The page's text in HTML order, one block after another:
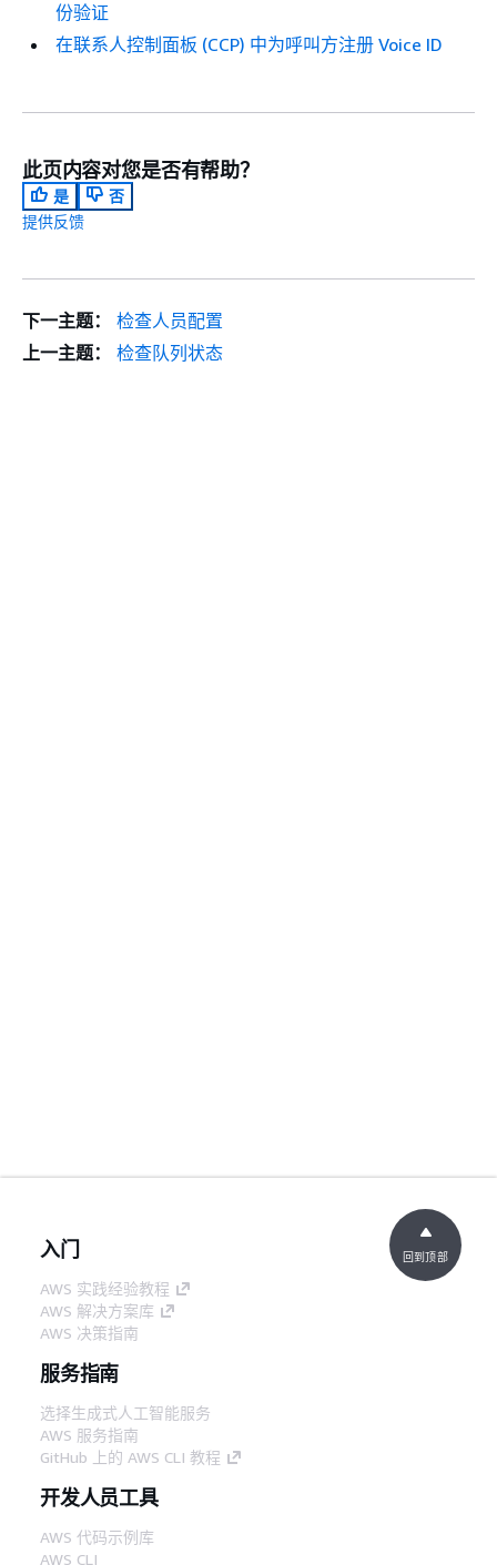
份验证
在联系人控制面板 (CCP) 中为呼叫方注册 Voice ID
此页内容对您是否有帮助？
是
否
提供反馈
下一主题：
检查人员配置
上一主题：
检查队列状态
入门
AWS 实践经验教程
AWS 解决方案库
AWS 决策指南
服务指南
选择生成式人工智能服务
AWS 服务指南
GitHub 上的 AWS CLI 教程
开发人员工具
AWS 代码示例库
AWS CLI
回到顶部